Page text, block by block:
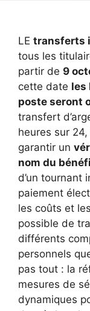
LE transferts
tous les
partir de 9
cette date les
poste seront
transfert
heures sur
garantir un
nom du
d’un tournant
paiement
les coûts et
possible de
différents
personnels
pas tout : la
mesures de
dynamiques